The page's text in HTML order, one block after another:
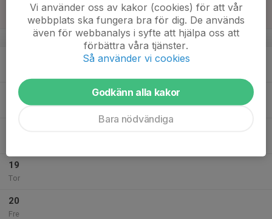
v.47
17
19
Tor
20
Fre
Vi använder oss av kakor (cookies) för att vår
webbplats ska fungera bra för dig. De används
även för webbanalys i syfte att hjälpa oss att
förbättra våra tjänster.
Så använder vi cookies
Godkänn alla kakor
Bara nödvändiga